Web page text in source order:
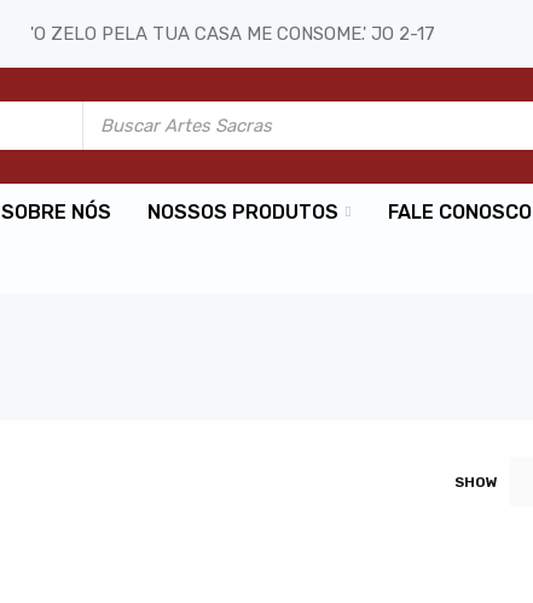
'O ZELO PELA TUA CASA ME CONSOME.' JO 2-17
SOBRE NÓS NOSSOS PRODUTOS FALE CONOSCO
SHOW